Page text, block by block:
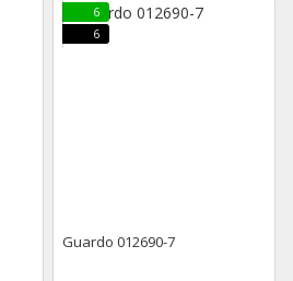
6
6
Guardo 012690-7